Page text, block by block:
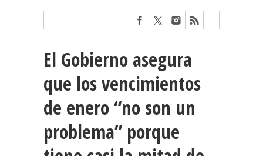
El Gobierno asegura
que los vencimientos
de enero “no son un
problema” porque